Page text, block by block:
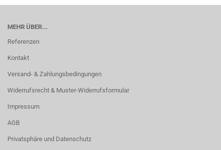
MEHR ÜBER...
Referenzen
Kontakt
Versand- & Zahlungsbedingungen
Widerrufsrecht & Muster-Widerrufsformular
Impressum
AGB
Privatsphäre und Datenschutz